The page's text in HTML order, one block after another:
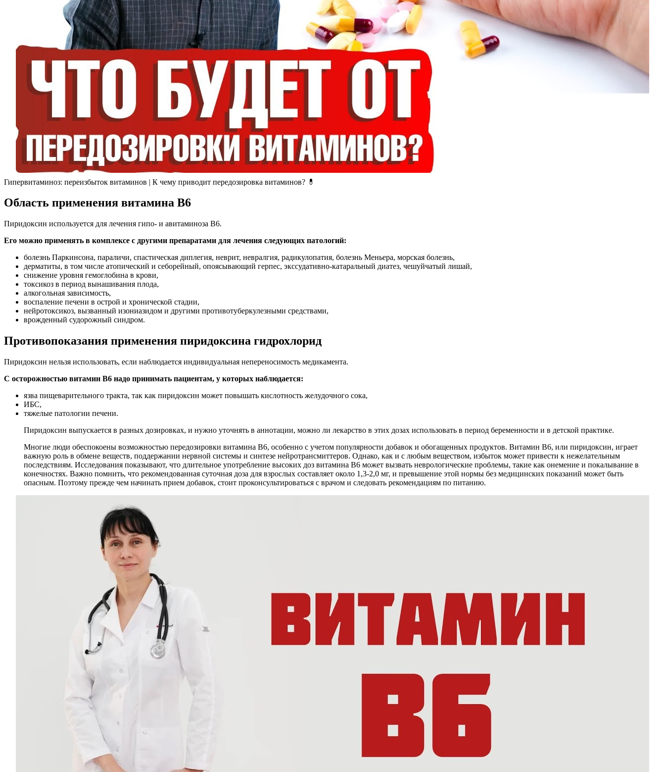
Гипервитаминоз: переизбыток витаминов | К чему приводит передозировка витаминов? 💊
Область применения витамина В6
Пиридоксин используется для лечения гипо- и авитаминоза В6.
Его можно применять в комплексе с другими препаратами для лечения следующих патологий:
болезнь Паркинсона, параличи, спастическая диплегия, неврит, невралгия, радикулопатия, болезнь Меньера, морская болезнь,
дерматиты, в том числе атопический и себорейный, опоясывающий герпес, экссудативно-катаральный диатез, чешуйчатый лишай,
снижение уровня гемоглобина в крови,
токсикоз в период вынашивания плода,
алкогольная зависимость,
воспаление печени в острой и хронической стадии,
нейротоксикоз, вызванный изониазидом и другими противотуберкулезными средствами,
врожденный судорожный синдром.
Противопоказания применения пиридоксина гидрохлорид
Пиридоксин нельзя использовать, если наблюдается индивидуальная непереносимость медикамента.
С осторожностью витамин В6 надо принимать пациентам, у которых наблюдается:
язва пищеварительного тракта, так как пиридоксин может повышать кислотность желудочного сока,
ИБС,
тяжелые патологии печени.
Пиридоксин выпускается в разных дозировках, и нужно уточнять в аннотации, можно ли лекарство в этих дозах использовать в период беременности и в детской практике.
Многие люди обеспокоены возможностью передозировки витамина B6, особенно с учетом популярности добавок и обогащенных продуктов. Витамин B6, или пиридоксин, играет
важную роль в обмене веществ, поддержании нервной системы и синтезе нейротрансмиттеров. Однако, как и с любым веществом, избыток может привести к нежелательным
последствиям. Исследования показывают, что длительное употребление высоких доз витамина B6 может вызвать неврологические проблемы, такие как онемение и покалывание в
конечностях. Важно помнить, что рекомендованная суточная доза для взрослых составляет около 1,3-2,0 мг, и превышение этой нормы без медицинских показаний может быть
опасным. Поэтому прежде чем начинать прием добавок, стоит проконсультироваться с врачом и следовать рекомендациям по питанию.